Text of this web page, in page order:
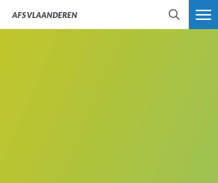
AFSVLAANDEREN
ZOEK MEER